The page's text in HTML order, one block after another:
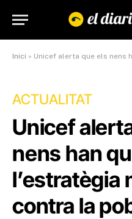
Inici » Unicef ​​alerta que els nens han
ACTUALITAT
Unicef
nens han
l’estratègia
contra la